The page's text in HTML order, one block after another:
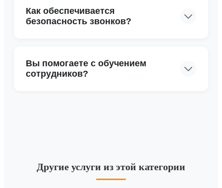
Как обеспечивается
безопасность звонков?
Вы помогаете с обучением
сотрудников?
Другие услуги из этой категории